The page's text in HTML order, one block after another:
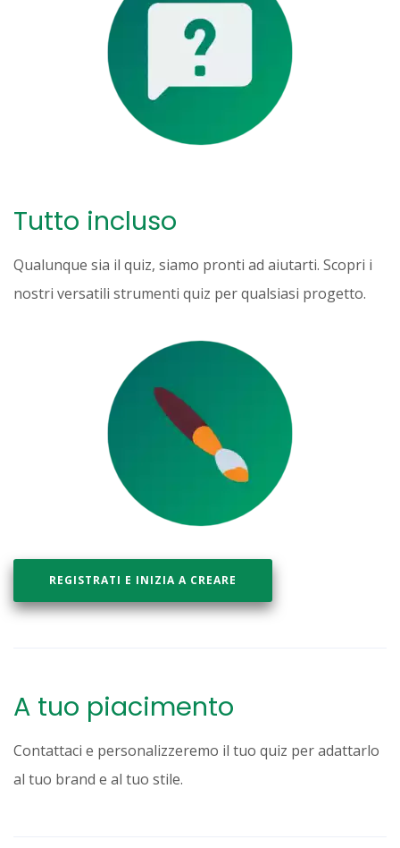
Tutto incluso
Qualunque sia il quiz, siamo pronti ad aiutarti. Scopri i
nostri versatili strumenti quiz per qualsiasi progetto.
REGISTRATI E INIZIA A CREARE
A tuo piacimento
Contattaci e personalizzeremo il tuo quiz per adattarlo
al tuo brand e al tuo stile.